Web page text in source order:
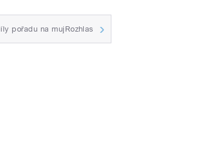
pořadu na mujRozhlas